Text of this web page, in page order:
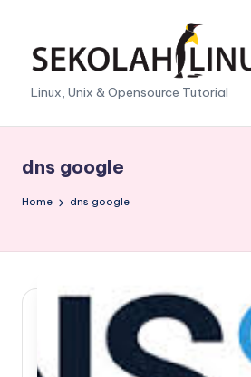
S
e
k
l
n
Linux, Unix & Opensource Tutorial
dns google
Home dns google